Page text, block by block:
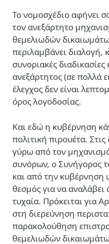
Το νομοσχέδιο αφήνει
τον ανεξάρτητο
θεμελιωδών
περιλαμβάνει διαλογή,
συνοριακές
ανεξάρτητος (σε πολλά
έλεγχος δεν είναι
όρος λογοδοσίας.
Και εδώ η κυβέρνηση
πολιτική πιρουέτα.
γύρω από τον
συνόρων, ο Συνήγορος
και από την κυβέρνηση
θεσμός για να
τυχαία. Πρόκειται για
στη διερεύνηση
παρακολούθηση
θεμελιωδών